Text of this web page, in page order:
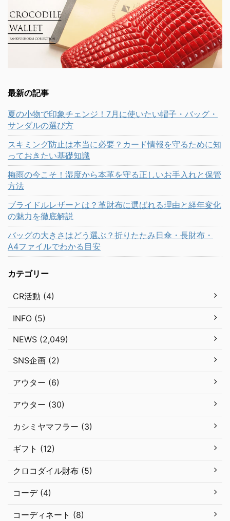
最新の記事
夏の小物で印象チェンジ！7月に使いたい帽子・バッグ・
サンダルの選び方
スキミング防止は本当に必要？カード情報を守るために知
っておきたい基礎知識
梅雨の今こそ！湿度から本革を守る正しいお手入れと保管
方法
ブライドルレザーとは？革財布に選ばれる理由と経年変化
の魅力を徹底解説
バッグの大きさはどう選ぶ？折りたたみ日傘・長財布・
A4ファイルでわかる目安
カテゴリー
CR活動 (4)
INFO (5)
NEWS (2,049)
SNS企画 (2)
アウター (6)
アウター (30)
カシミヤマフラー (3)
ギフト (12)
クロコダイル財布 (5)
コーデ (4)
コーディネート (8)